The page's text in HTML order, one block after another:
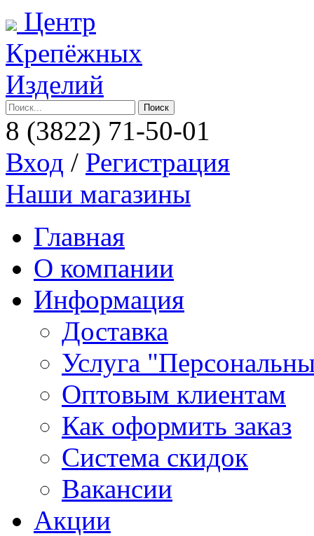
Центр
Крепёжных
Изделий
8 (3822) 71-50-01
Вход / Регистрация
Наши магазины
Главная
О компании
Информация
Доставка
Услуга
Оптовым клиентам
Как оформить заказ
Система скидок
Вакансии
Акции